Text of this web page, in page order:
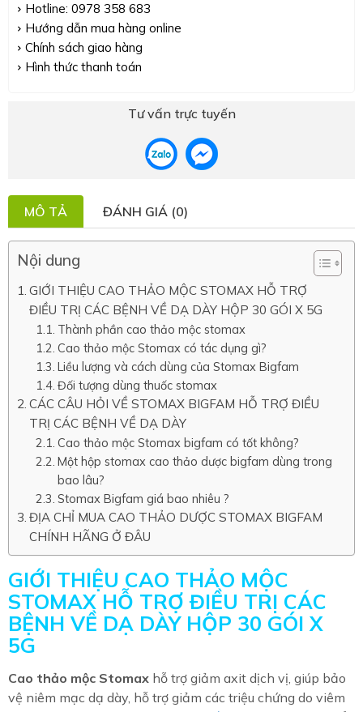
Hotline: 0978 358 683
Hướng dẫn mua hàng online
Chính sách giao hàng
Hình thức thanh toán
Tư vấn trực tuyến
MÔ TẢ ĐÁNH GIÁ (0)
Nội dung
GIỚI THIỆU CAO THẢO MỘC STOMAX HỖ TRỢ
ĐIỀU TRỊ CÁC BỆNH VỀ DẠ DÀY HỘP 30 GÓI X 5G
Thành phần cao thảo mộc stomax
Cao thảo mộc Stomax có tác dụng gì?
Liều lượng và cách dùng của Stomax Bigfam
Đối tượng dùng thuốc stomax
CÁC CÂU HỎI VỀ STOMAX BIGFAM HỖ TRỢ ĐIỀU
TRỊ CÁC BỆNH VỀ DẠ DÀY
Cao thảo mộc Stomax bigfam có tốt không?
Một hộp stomax cao thảo dược bigfam dùng trong
bao lâu?
Stomax Bigfam giá bao nhiêu ?
ĐỊA CHỈ MUA CAO THẢO DƯỢC STOMAX BIGFAM
CHÍNH HÃNG Ở ĐÂU
GIỚI THIỆU CAO THẢO MỘC
STOMAX HỖ TRỢ ĐIỀU TRỊ CÁC
BỆNH VỀ DẠ DÀY HỘP 30 GÓI X
5G
Cao thảo mộc Stomax hỗ trợ giảm axit dịch vị, giúp bảo
vệ niêm mạc dạ dày, hỗ trợ giảm các triệu chứng do viêm